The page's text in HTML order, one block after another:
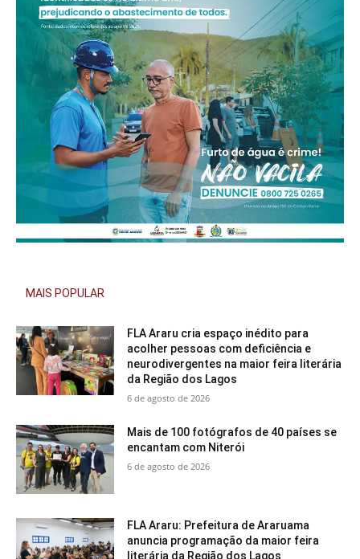
MAIS POPULAR
FLA Araru cria espaço inédito para
acolher pessoas com deficiência e
neurodivergentes na maior feira literária
da Região dos Lagos
6 de agosto de 2026
Mais de 100 fotógrafos de 40 países se
encantam com Niterói
6 de agosto de 2026
FLA Araru: Prefeitura de Araruama
anuncia programação da maior feira
literária da Região dos Lagos